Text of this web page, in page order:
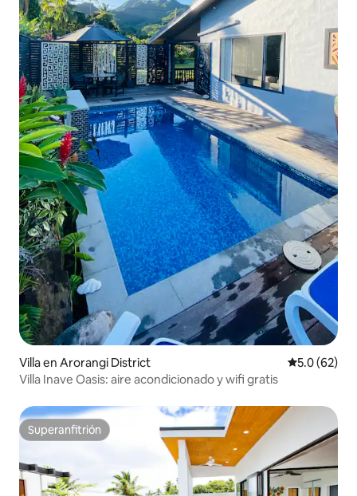
Villa en Arorangi District Calificación
5.0 (62)
Villa Inave Oasis: aire acondicionado y wifi gratis
Superanfitrión
Superanfitrión